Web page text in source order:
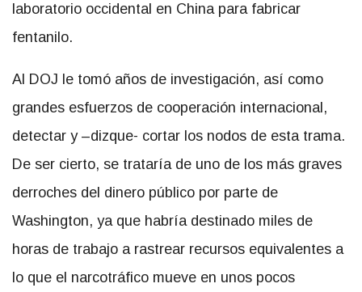
laboratorio occidental en China para fabricar
fentanilo.
Al DOJ le tomó años de investigación, así como
grandes esfuerzos de cooperación internacional,
detectar y –dizque- cortar los nodos de esta trama.
De ser cierto, se trataría de uno de los más graves
derroches del dinero público por parte de
Washington, ya que habría destinado miles de
horas de trabajo a rastrear recursos equivalentes a
lo que el narcotráfico mueve en unos pocos